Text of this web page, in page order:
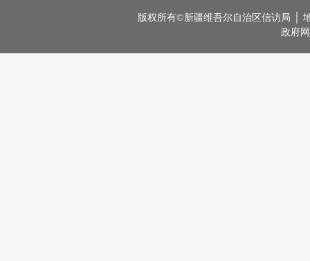
版权所有©新疆维吾尔自治区信访局 │
政府